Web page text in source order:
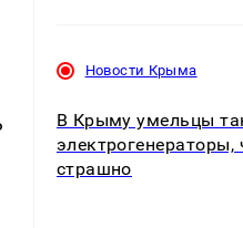
Новости Крыма
В Крыму умельцы
электрогенераторы,
страшно